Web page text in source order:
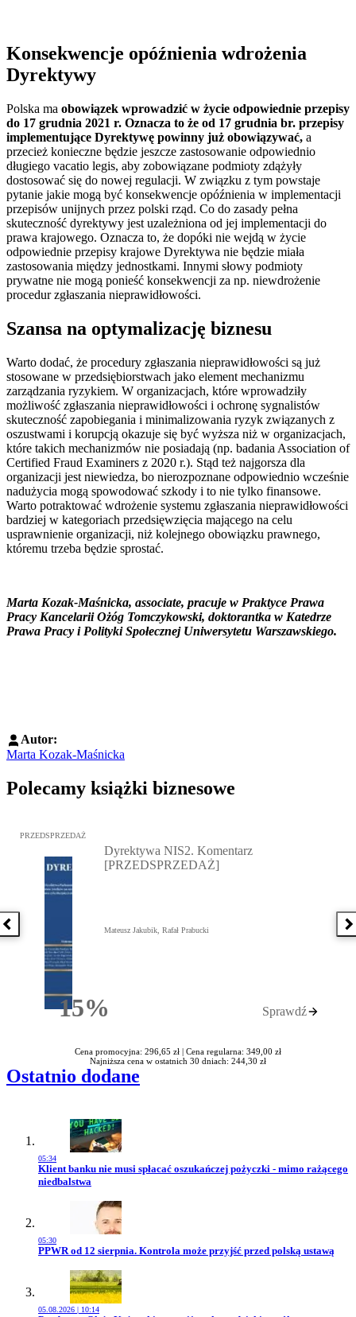
Konsekwencje opóźnienia wdrożenia
Dyrektywy
Polska ma obowiązek wprowadzić w życie odpowiednie przepisy
do 17 grudnia 2021 r. Oznacza to że od 17 grudnia br. przepisy
implementujące Dyrektywę powinny już obowiązywać, a
przecież konieczne będzie jeszcze zastosowanie odpowiednio
długiego vacatio legis, aby zobowiązane podmioty zdążyły
dostosować się do nowej regulacji. W związku z tym powstaje
pytanie jakie mogą być konsekwencje opóźnienia w implementacji
przepisów unijnych przez polski rząd. Co do zasady pełna
skuteczność dyrektywy jest uzależniona od jej implementacji do
prawa krajowego. Oznacza to, że dopóki nie wejdą w życie
odpowiednie przepisy krajowe Dyrektywa nie będzie miała
zastosowania między jednostkami. Innymi słowy podmioty
prywatne nie mogą ponieść konsekwencji za np. niewdrożenie
procedur zgłaszania nieprawidłowości.
Szansa na optymalizację biznesu
Warto dodać, że procedury zgłaszania nieprawidłowości są już
stosowane w przedsiębiorstwach jako element mechanizmu
zarządzania ryzykiem. W organizacjach, które wprowadziły
możliwość zgłaszania nieprawidłowości i ochronę sygnalistów
skuteczność zapobiegania i minimalizowania ryzyk związanych z
oszustwami i korupcją okazuje się być wyższa niż w organizacjach,
które takich mechanizmów nie posiadają (np. badania Association of
Certified Fraud Examiners z 2020 r.). Stąd też najgorsza dla
organizacji jest niewiedza, bo nierozpoznane odpowiednio wcześnie
nadużycia mogą spowodować szkody i to nie tylko finansowe.
Warto potraktować wdrożenie systemu zgłaszania nieprawidłowości
bardziej w kategoriach przedsięwzięcia mającego na celu
usprawnienie organizacji, niż kolejnego obowiązku prawnego,
któremu trzeba będzie sprostać.
Marta Kozak-Maśnicka, associate, pracuje w Praktyce Prawa
Pracy Kancelarii Ożóg Tomczykowski, doktorantka w Katedrze
Prawa Pracy i Polityki Społecznej Uniwersytetu Warszawskiego.
Autor:
Marta Kozak-Maśnicka
Polecamy książki biznesowe
Poprzednia książka
Przejdź do: Dyrektywa NIS2. Komentarz [PRZEDSPRZEDAŻ],
PRZEDSPRZEDAŻ
15%Rabatu
Dyrektywa NIS2. Komentarz
[PRZEDSPRZEDAŻ]
Mateusz Jakubik, Rafał Prabucki
Sprawdź
Cena promocyjna: 296,65 zł | Cena regularna: 349,00 zł
Najniższa cena w ostatnich 30 dniach: 244,30 zł
Ostatnio dodane
05:34
Przejdź do artykułu:
Klient banku nie musi spłacać oszukańczej pożyczki - mimo rażącego
niedbalstwa
05:30
Przejdź do artykułu:
PPWR od 12 sierpnia. Kontrola może przyjść przed polską ustawą
05.08.2026 | 10:14